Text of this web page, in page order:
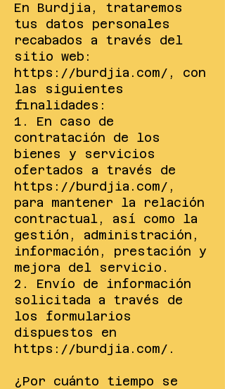
En Burdjia, trataremos
tus datos personales
recabados a través del
sitio web:
https://burdjia.com/,
con
las siguientes
finalidades:
1. En caso de
contratación de los
bienes y servicios
ofertados a través de
https://burdjia.com/,
para mantener la relación
contractual, así como la
gestión, administración,
información, prestación y
mejora del servicio.
2. Envío de información
solicitada a través de
los formularios
dispuestos en
https://burdjia.com/.
¿Por cuánto tiempo se